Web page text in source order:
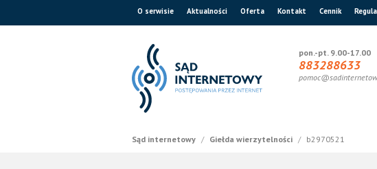
O serwisie Aktualności Oferta Kontakt Cennik
pon.-pt. 9.00-17.00
883288633
Sąd internetowy / Giełda wierzytelności / b2970521